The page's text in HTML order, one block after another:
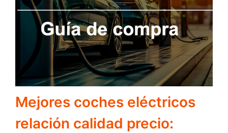
Mejores coches eléctricos
relación calidad precio: